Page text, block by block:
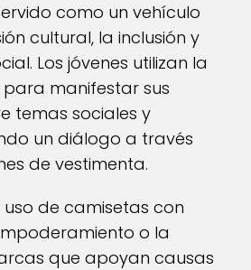
como un vehículo
cultural, la inclusión y
Los jóvenes utilizan la
manifestar sus
temas sociales y
un diálogo a través
de vestimenta.
uso de camisetas con
o la
que apoyan causas